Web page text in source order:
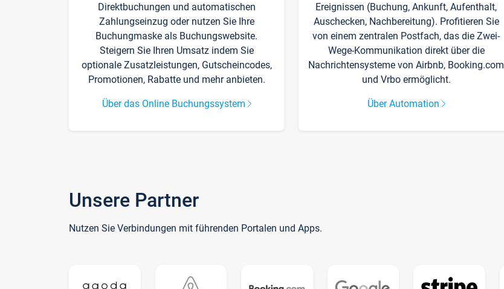
Direktbuchungen und automatischen
Zahlungseinzug oder nutzen Sie Ihre
Buchungmaske als Buchungswebsite.
Steigern Sie Ihren Umsatz indem Sie
optionale Zusatzleistungen, Gutscheincodes,
Promotionen, Rabatte und mehr anbieten.
Über das Online Buchungssystem
Ereignissen (Buchung, Ankunft, Aufenthalt,
Auschecken, Nachbereitung). Profitieren Sie
von einem zentralen Postfach, das die Zwei-
Wege-Kommunikation direkt über die
Nachrichtensysteme von Airbnb, Booking.com
und Vrbo ermöglicht.
Über Automation
Unsere Partner
Nutzen Sie Verbindungen mit führenden Portalen und Apps.